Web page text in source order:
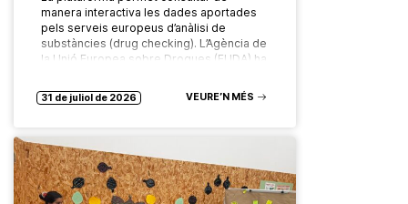
manera interactiva les dades aportades
pels serveis europeus d’anàlisi de
substàncies (drug checking). L’Agència de
la Unió Europea sobre Drogues (EUDA) ha
31 de juliol de 2026 VEURE’N MÉS